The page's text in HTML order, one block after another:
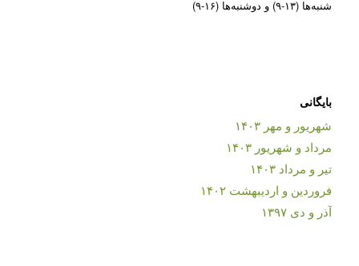
شنبه‌ها (۱۳-۹) و دوشنبه‌ها (۱۶-۹)
بایگانی
شهریور و مهر ۱۴۰۳
مرداد و شهریور ۱۴۰۳
تیر و مرداد ۱۴۰۳
فروردین و اردیبهشت ۱۴۰۲
آذر و دی ۱۳۹۷